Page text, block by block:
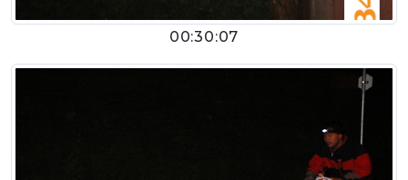
00:30:07